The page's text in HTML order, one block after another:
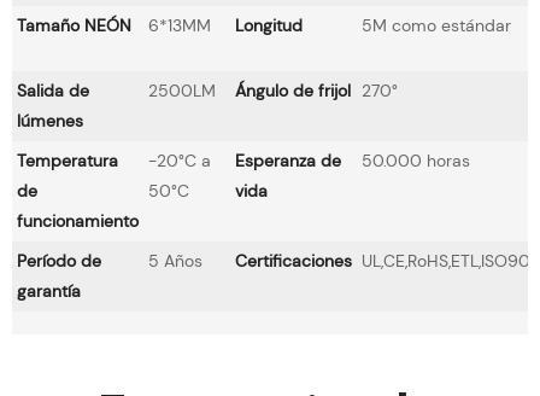
Tamaño NEÓN 6*13MM Longitud 5M como estándar
Salida de
lúmenes
2500LM Ángulo de frijol 270°
Temperatura
de
funcionamiento
-20°C a
50°C
Esperanza de
vida
50.000 horas
Período de
garantía
5 Años Certificaciones